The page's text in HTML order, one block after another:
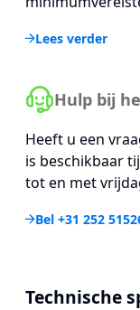
Lees verder
Hulp bij
Heeft u een
is beschikbaar
tot en met
Bel +31 252
Technische